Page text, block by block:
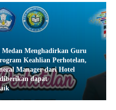
Medan Menghadirkan Guru
Keahlian Perhotelan,
Manager dari Hotel
dapat